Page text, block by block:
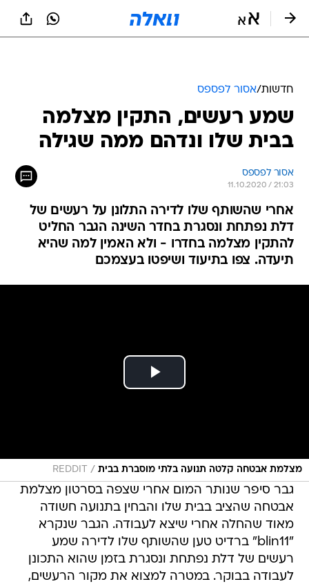
חדשות/אסור לפספס
שמע רעשים, התקין מצלמה
בבית שלו ונדהם ממה שגילה
אסור לפספס
11.10.2020 / 21:03
אחרי שהשותף שלו לדירה התלונן על רעשים של
דלת נפתחת ונסגרת בחדר השינה הגבר החליט
להתקין מצלמה בחדרו - ולא האמין למה שהיא
תיעדה. צפו בתיעוד ושיפטו בעצמכם
מצלמת אבטחה קלטה תנועה בלתי מוסברת בבית /
REDDIT
גבר סיפר שנותר המום אחרי שצפה בסרטון מצלמת
אבטחה שהציב בבית שלו והבחין בתנועה חשודה
מאוד שהחלה אחרי שיצא לעבודה. הגבר שנקרא
"blin11" ברדיט טען שהשותף שלו לדירה שמע
רעשים של דלת נפתחת ונסגרת בזמן שהוא התכונן
לעבודה בבוקר. במטרה למצוא את מקור הרעשים,